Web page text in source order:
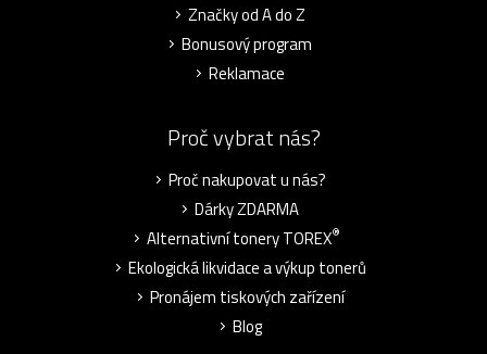
Značky od A do Z
Bonusový program
Reklamace
Proč vybrat nás?
Proč nakupovat u nás?
Dárky ZDARMA
Alternativní tonery TOREX®
Ekologická likvidace a výkup tonerů
Pronájem tiskových zařízení
Blog